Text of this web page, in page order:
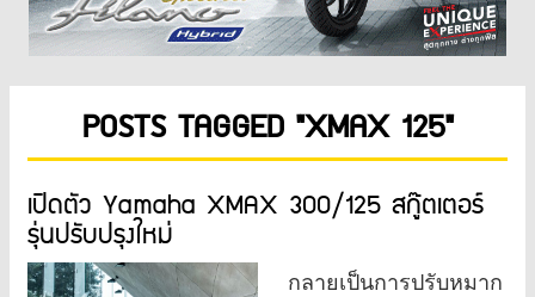
POSTS TAGGED "XMAX 125"
เปิดตัว Yamaha XMAX 300/125 สกู๊ตเตอร์
รุ่นปรับปรุงใหม่
กลายเป็นการปรับหมาก